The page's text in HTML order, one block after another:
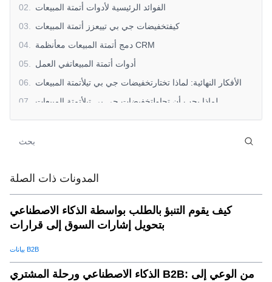
02
الفوائد الرئيسية لأدوات أتمتة المبيعات
03
كيفتخفيضات جي بي تييعزز أتمتة المبيعات
04
دمج أتمتة المبيعات معأنظمة CRM
05
أدوات أتمتة المبيعاتفي العمل
06
الأفكار النهائية: لماذا تختارتخفيضات جي بي تيلأتمتة المبيعات
07
لماذا يجب أن تحاولتخفيضات جي بي تيلأتمتة المبيعات
المدونات ذات الصلة
كيف يقوم التنبؤ بالطلب بواسطة الذكاء الاصطناعي
بتحويل إشارات السوق إلى قرارات
بيانات B2B
الذكاء الاصطناعي ورحلة المشتري B2B: من الوعي إلى